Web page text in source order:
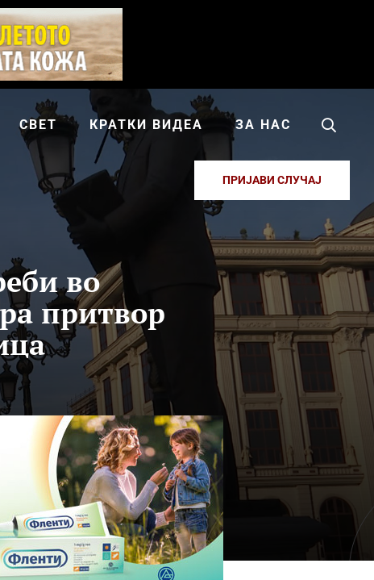
СВЕТ КРАТКИ ВИДЕА ЗА НАС
ПРИЈАВИ СЛУЧАЈ
во
притвор